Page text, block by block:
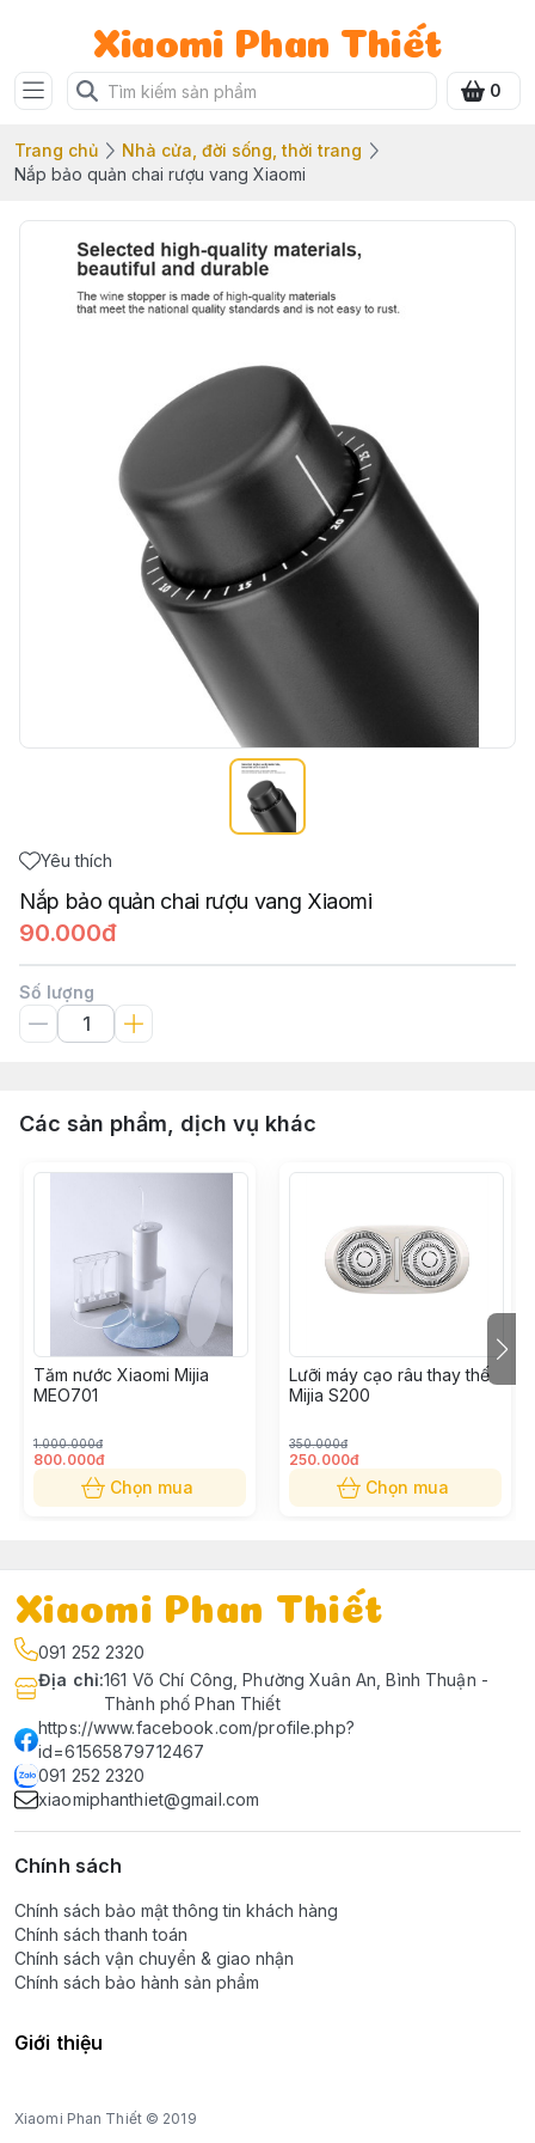
Xiaomi Phan Thiết
0
Trang chủ
Nhà cửa, đời sống, thời trang
Nắp bảo quản chai rượu vang Xiaomi
Yêu thích
Nắp bảo quản chai rượu vang Xiaomi
90.000đ
Số lượng
Các sản phẩm, dịch vụ khác
Tăm nước Xiaomi Mijia
MEO701
1.000.000đ
800.000đ
Chọn mua
Lưỡi máy cạo râu thay thế
Mijia S200
350.000đ
250.000đ
Chọn mua
Xiaomi Phan Thiết
091 252 2320
Địa chỉ:161 Võ Chí Công, Phường Xuân An, Bình Thuận -
Thành phố Phan Thiết
https://www.facebook.com/profile.php?
id=61565879712467
091 252 2320
xiaomiphanthiet@gmail.com
Chính sách
Chính sách bảo mật thông tin khách hàng
Chính sách thanh toán
Chính sách vận chuyển & giao nhận
Chính sách bảo hành sản phẩm
Giới thiệu
Xiaomi Phan Thiết © 2019